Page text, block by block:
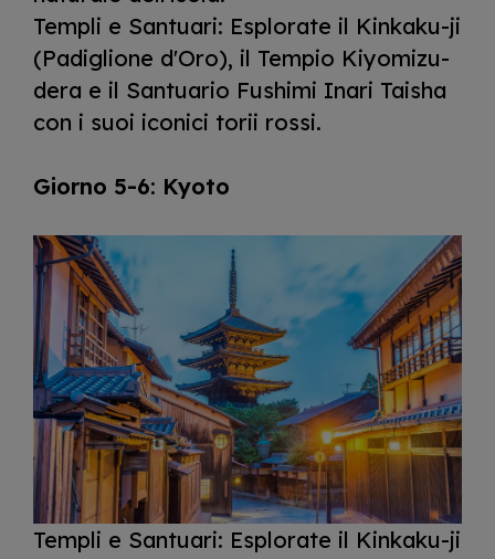
Templi e Santuari: Esplorate il Kinkaku-ji
(Padiglione d'Oro), il Tempio Kiyomizu-
dera e il Santuario Fushimi Inari Taisha
con i suoi iconici torii rossi.
Giorno 5-6: Kyoto
I
m
a
g
e
Templi e Santuari: Esplorate il Kinkaku-ji